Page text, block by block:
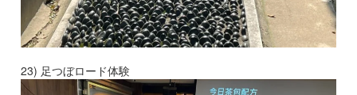
23) 足つぼロード体験